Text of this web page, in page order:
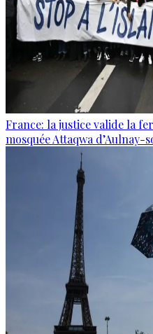
France: la justice valide la
mosquée Attaqwa d’Aulnay-